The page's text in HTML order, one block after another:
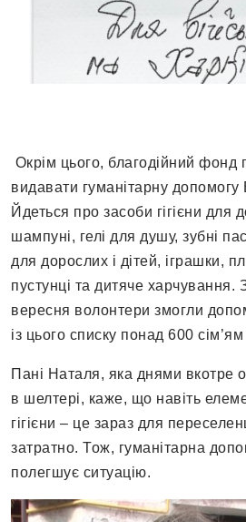
Окрім цього, благодійний фонд
видавати гуманітарну
Йдеться про засоби гігієни для
шампуні, гелі для душу, зубні
для дорослих і дітей, іграшки,
пустунці та дитяче харчування.
вересня волонтери змогли
із цього списку понад 600
Пані Наталя, яка днями вкотре
в шелтері, каже, що навіть
гігієни – це зараз для
затратно. Тож, гуманітарна
полегшує ситуацію.